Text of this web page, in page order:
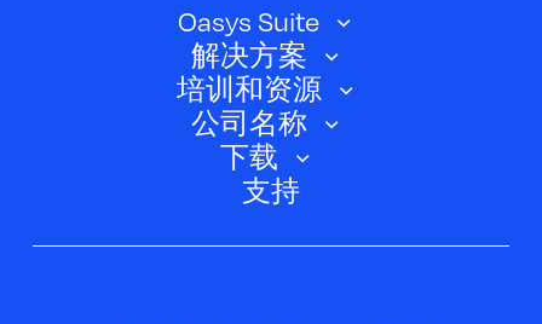
Oasys Suite
Oasys SHELL
Oasys 简介
Oasys D3PLOT
Oasys T/HIS
解决方案
汽车
电动汽车
航空航天
培训和资源
培训课程
网络研讨会
公司名称
关于我们
联系我们
公司新闻
下载
Oasys Suite 23.0
支持